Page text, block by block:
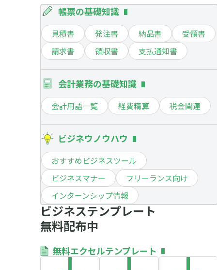
帳票の基礎知識
見積書 発注書 納品書
受領書
請求書
領収書 支払通知書
会計業務の基礎知識
会計用語一覧 経費精算 税金関連
ビジネウノウハウ
おすすめビジネスツール
ビジネスマナー
フリーランス向け
インターンシップ情報
ビジネステンプレート
無料配布中
無料エクセルテンプレート